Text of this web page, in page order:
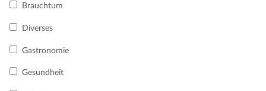
Brauchtum
Diverses
Gastronomie
Gesundheit